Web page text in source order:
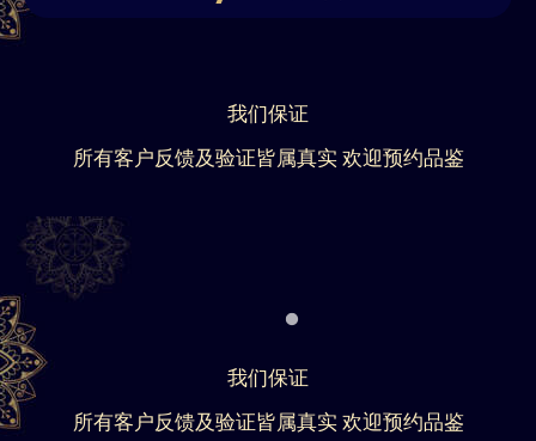
我们保证
所有客户反馈及验证皆属真实 欢迎预约品鉴
我们保证
所有客户反馈及验证皆属真实 欢迎预约品鉴